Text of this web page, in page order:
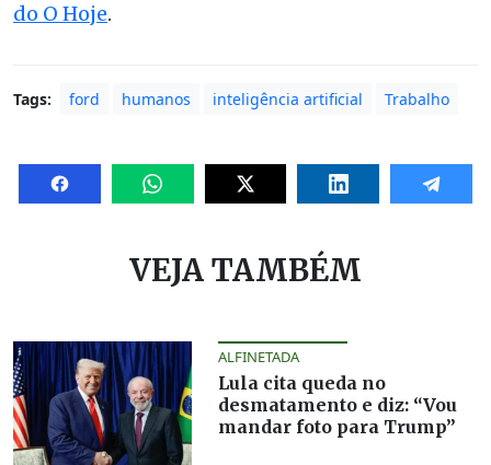
do O Hoje.
Tags: ford humanos inteligência artificial Trabalho
VEJA TAMBÉM
ALFINETADA
Lula cita queda no
desmatamento e diz: “Vou
mandar foto para Trump”